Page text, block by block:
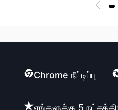
Chrome நீட்டிப்பு
எங்களுக்கு 5